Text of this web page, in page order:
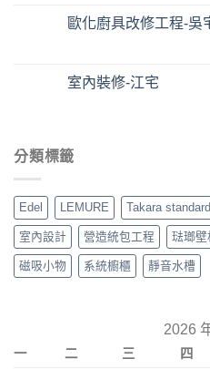
歐化廚具改修工程-吳
室內裝修-江宅
分類標籤
Edel LEMURE Takara standard
室內設計 營造統包工程 琺瑯壁
磁吸小物 系統櫥櫃 靜音水槽
2026
一 二 三 四